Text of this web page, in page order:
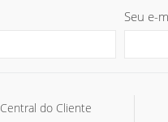
Seu e-
Central do Cliente